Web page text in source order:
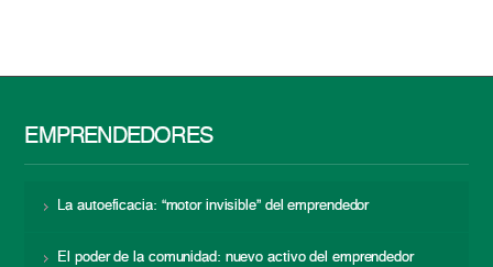
EMPRENDEDORES
La autoeficacia: “motor invisible” del emprendedor
El poder de la comunidad: nuevo activo del emprendedor